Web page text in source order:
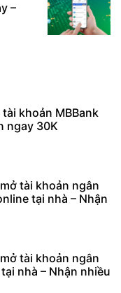
–
khoản MBBank
ngay 30K
tài khoản ngân
tại nhà – Nhận
tài khoản ngân
nhà – Nhận nhiều